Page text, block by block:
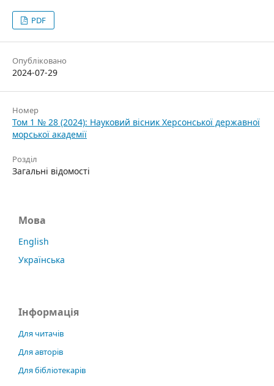
PDF
Опубліковано
2024-07-29
Номер
Том 1 № 28 (2024): Науковий вісник Херсонської державної
морської академії
Розділ
Загальні відомості
Мова
English
Українська
Інформація
Для читачів
Для авторів
Для бібліотекарів